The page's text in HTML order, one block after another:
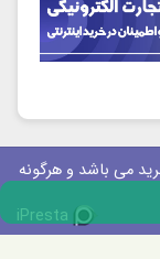
می باشد و هرگونه
iPresta